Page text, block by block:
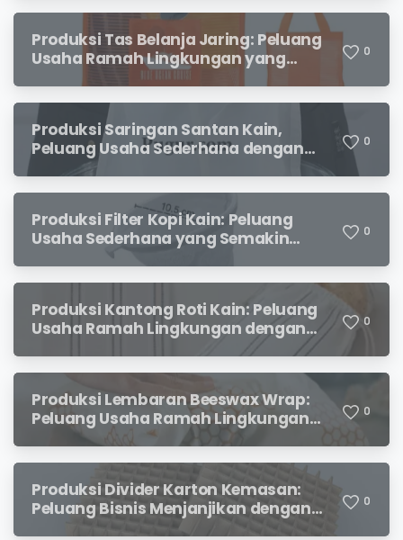
Produksi Tas Belanja Jaring: Peluang
Usaha Ramah Lingkungan yang
0
Produksi Saringan Santan Kain,
Peluang Usaha Sederhana dengan
Permintaan yang Terus Meningkat
0
Produksi Filter Kopi Kain: Peluang
Usaha Sederhana yang Semakin
Diminati Pecinta Kopi
0
Produksi Kantong Roti Kain: Peluang
Usaha Ramah Lingkungan dengan
0
Produksi Lembaran Beeswax Wrap:
Peluang Usaha Ramah Lingkungan
yang Menjanjikan
0
Produksi Divider Karton Kemasan:
Peluang Bisnis Menjanjikan dengan
Permintaan yang Terus Meningkat
0